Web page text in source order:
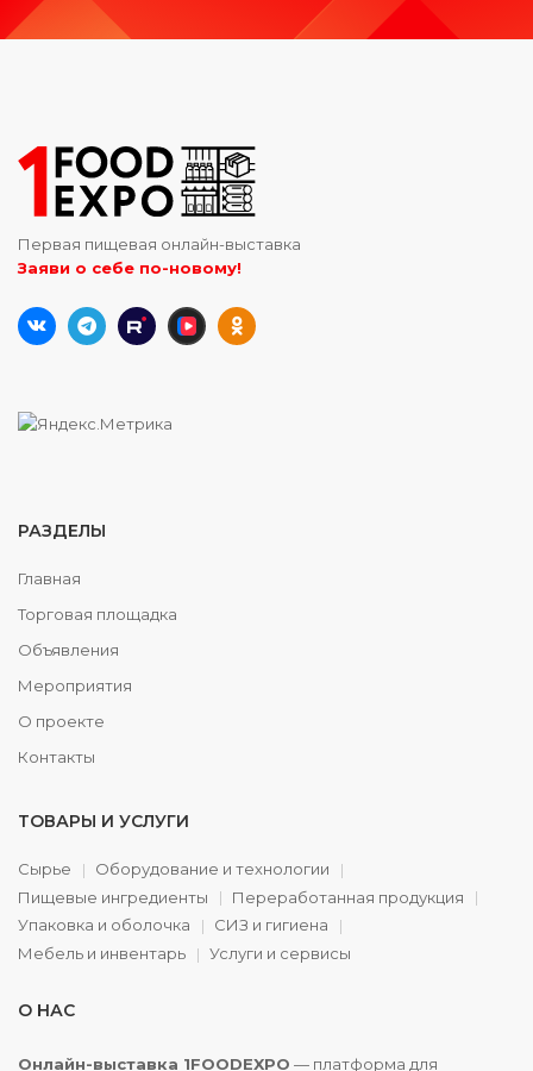
Первая пищевая онлайн-выставка
Заяви о себе по-новому!
РАЗДЕЛЫ
Главная
Торговая площадка
Объявления
Мероприятия
О проекте
Контакты
ТОВАРЫ И УСЛУГИ
Сырье
Оборудование и технологии
Пищевые ингредиенты
Переработанная продукция
Упаковка и оболочка
СИЗ и гигиена
Мебель и инвентарь
Услуги и сервисы
О НАС
Онлайн-выставка 1FOODEXPO — платформа для